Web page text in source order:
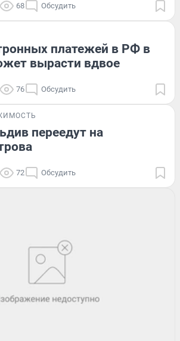
68 Обсудить
платежей в РФ в
вырасти вдвое
76 Обсудить
переедут на
72 Обсудить